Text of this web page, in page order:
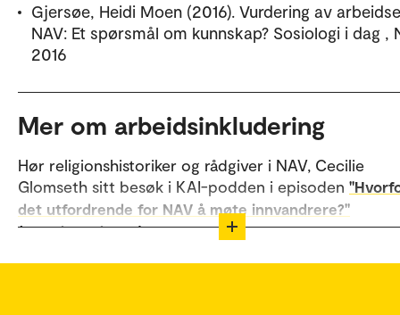
Gjersøe, Heidi Moen (2016). Vurdering av
NAV: Et spørsmål om kunnskap? Sosiologi i dag ,
2016
Mer om arbeidsinkludering
Hør religionshistoriker og rådgiver i NAV, Cecilie
Glomseth sitt besøk i KAI-podden i episoden
det utfordrende for NAV å møte innvandrere?"
(soundcloud.com).